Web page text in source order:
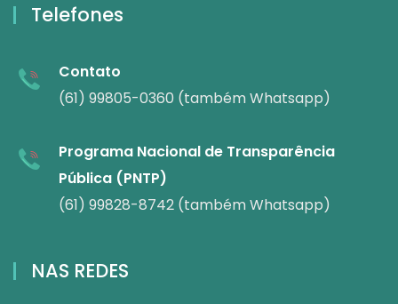
Telefones
Contato
(61) 99805-0360 (também Whatsapp)
Programa Nacional de Transparência
Pública (PNTP)
(61) 99828-8742 (também Whatsapp)
NAS REDES